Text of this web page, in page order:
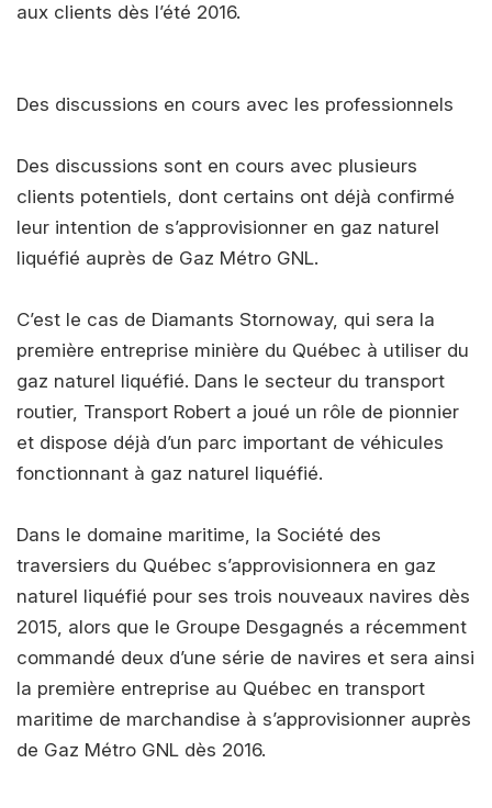
aux clients dès l’été 2016.
Des discussions en cours avec les professionnels
Des discussions sont en cours avec plusieurs
clients potentiels, dont certains ont déjà confirmé
leur intention de s’approvisionner en gaz naturel
liquéfié auprès de Gaz Métro GNL.
C’est le cas de Diamants Stornoway, qui sera la
première entreprise minière du Québec à utiliser du
gaz naturel liquéfié. Dans le secteur du transport
routier, Transport Robert a joué un rôle de pionnier
et dispose déjà d’un parc important de véhicules
fonctionnant à gaz naturel liquéfié.
Dans le domaine maritime, la Société des
traversiers du Québec s’approvisionnera en gaz
naturel liquéfié pour ses trois nouveaux navires dès
2015, alors que le Groupe Desgagnés a récemment
commandé deux d’une série de navires et sera ainsi
la première entreprise au Québec en transport
maritime de marchandise à s’approvisionner auprès
de Gaz Métro GNL dès 2016.